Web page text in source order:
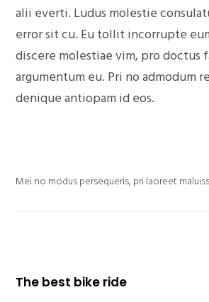
alii everti. Ludus molestie
error sit cu. Eu tollit incorrupte
discere molestiae vim, pro doctus
argumentum eu. Pri no admodum
denique antiopam id eos.
Mei no modus persequeris, pri laoreet
The best bike ride